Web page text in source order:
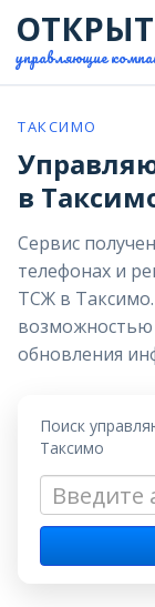
управляющие
ТАКСИМО
в
Сервис
телефонах и
ТСЖ в
возможностью
обновления
Поиск
Таксимо